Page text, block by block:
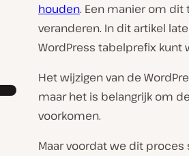
houden. Een manier om
veranderen. In dit artikel
WordPress tabelprefix kunt
Het wijzigen van de
maar het is belangrijk om
voorkomen.
Maar voordat we dit